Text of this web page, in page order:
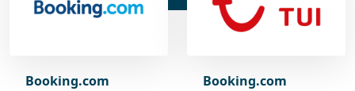
Booking.com Booking.com